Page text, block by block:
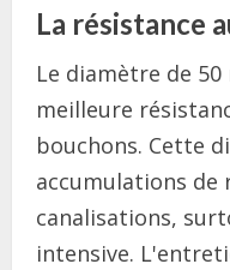
La résistance
Le diamètre de
meilleure
bouchons. Cette
accumulations de
canalisations,
intensive.